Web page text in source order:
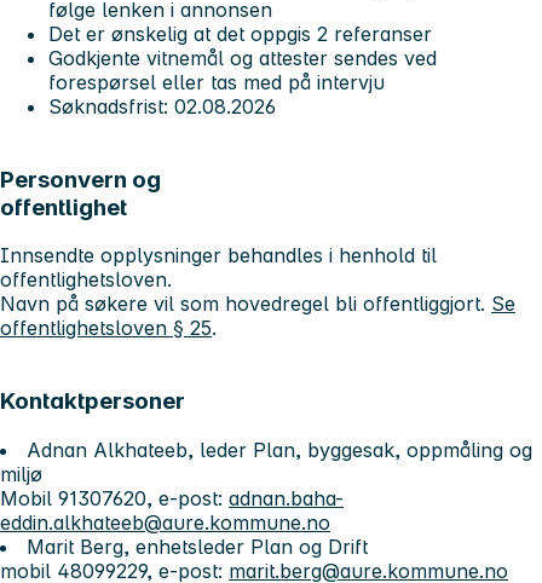
følge lenken i annonsen
Det er ønskelig at det oppgis 2 referanser
Godkjente vitnemål og attester sendes ved
forespørsel eller tas med på intervju
Søknadsfrist: 02.08.2026
Personvern og
offentlighet
Innsendte opplysninger behandles i henhold til
offentlighetsloven.
Navn på søkere vil som hovedregel bli offentliggjort. Se
offentlighetsloven § 25.
Kontaktpersoner
Adnan Alkhateeb, leder Plan, byggesak, oppmåling og
miljø
Mobil 91307620, e-post: adnan.baha-
eddin.alkhateeb@aure.kommune.no
Marit Berg, enhetsleder Plan og Drift
mobil 48099229, e-post: marit.berg@aure.kommune.no